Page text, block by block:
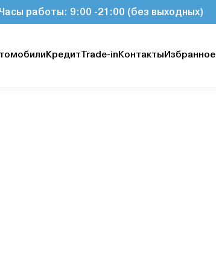
Часы работы: 9:00 -21:00 (без выходных)
КредитTrade-inКонтактыИзбранное